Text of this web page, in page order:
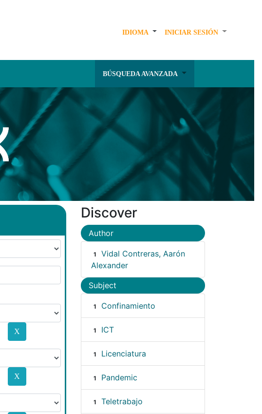
IDIOMA INICIAR SESIÓN
BÚSQUEDA AVANZADA
Discover
Author
1
Vidal Contreras, Aarón
Alexander
Subject
1 Confinamiento
1 ICT
1 Licenciatura
1 Pandemic
1 Teletrabajo